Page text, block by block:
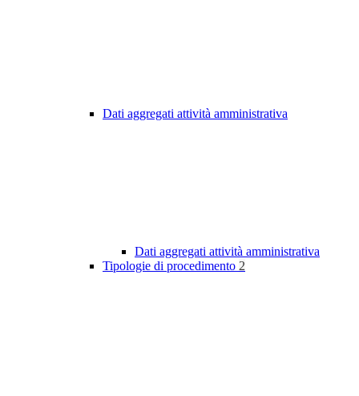
Dati aggregati attività amministrativa
Dati aggregati attività amministrativa
Tipologie di procedimento 2